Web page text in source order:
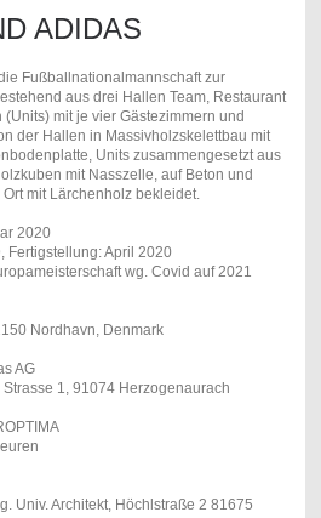
ADIDAS
Fußballnationalmannschaft zur
aus drei Hallen Team, Restaurant
mit je vier Gästezimmern und
der Hallen in Massivholzskelettbau mit
Units zusammengesetzt aus
mit Nasszelle, auf Beton und
mit Lärchenholz bekleidet.
2020
Fertigstellung: April 2020
wg. Covid auf 2021
Nordhavn, Denmark
AG
1, 91074 Herzogenaurach
Univ. Architekt, Höchlstraße 2 81675